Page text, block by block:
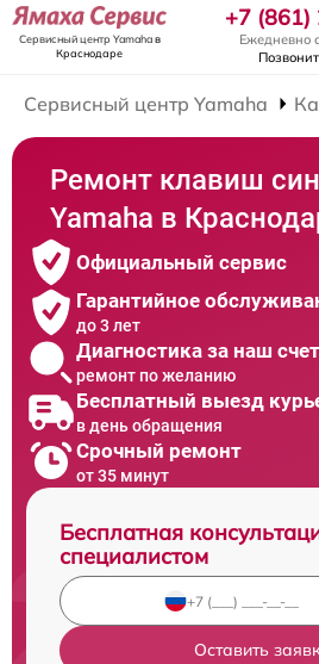
Сервисный центр Yamahaв
Краснодаре
+7
Ежедневно
Сервисный центр Yamaha
Ремонт клавиш
Yamaha в
Официальный сервис
Гарантийное
до 3 лет
Диагностика за наш
ремонт по желанию
Бесплатный выезд
в день обращения
Срочный ремонт
от 35 минут
Бесплатная
специалистом
Оставить